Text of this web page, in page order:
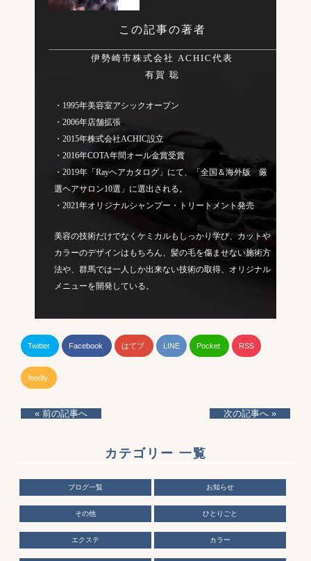
この記事の著者
伊勢崎市株式会社 ACHIC代表
有賀 聡
・1995年美容室アシックオープン
・2006年店舗拡張
・2015年株式会社ACHIC設立
・2016年COTA年間オール金賞受賞
・2019年「Rayヘアカタログ」にて、「全国＆海外版 厳
選ヘアサロン10選」に選出される。
・2021年オリジナルシャンプー・トリートメント発売
美容の技術だけでなくケミカルもしっかり学び、カットや
カラーのデザインはもちろん、髪の毛を傷ませない施術方
法や、群馬では一人しか出来ない技術の取得、オリジナル
メニューを開発している。
Twitter Facebook はてブ LINE Pocket RSS
feedly
« 前の記事へ 次の記事へ »
カテゴリー 一覧
ブログ一覧 お知らせ
その他 ひとりごと
エクステ カラー